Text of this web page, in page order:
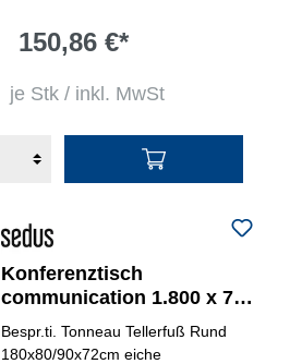
150,86 €*
je Stk / inkl. MwSt
Konferenztisch
communication 1.800 x 720
x 800/900 mm (B x H x T)
anthrazit metallic
Bespr.ti. Tonneau Tellerfuß Rund
180x80/90x72cm eiche